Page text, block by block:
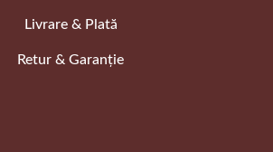
Livrare & Plată
Retur & Garanție